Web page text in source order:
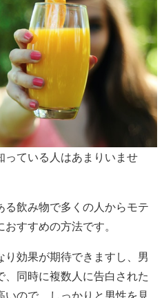
っている人はあまりいませ
る飲み物で多くの人からモテ
すすめの方法です。
効果が期待できますし、男
同時に複数人に告白された
いので、しっかりと男性を見